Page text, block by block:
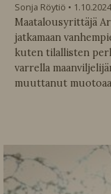
Sonja Röytiö 1.10.2024
Maatalousyrittäjä
jatkamaan
kuten tilallisten
varrella
muuttanut